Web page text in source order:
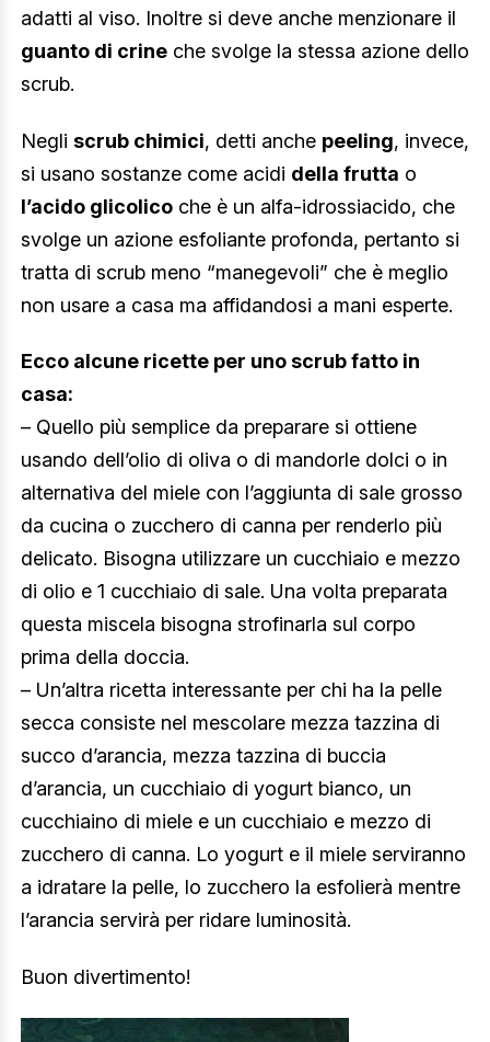
adatti al viso. Inoltre si deve anche menzionare il
guanto di crine che svolge la stessa azione dello
scrub.
Negli scrub chimici, detti anche peeling, invece,
si usano sostanze come acidi della frutta o
l’acido glicolico che è un alfa-idrossiacido, che
svolge un azione esfoliante profonda, pertanto si
tratta di scrub meno “manegevoli” che è meglio
non usare a casa ma affidandosi a mani esperte.
Ecco alcune ricette per uno scrub fatto in
casa:
– Quello più semplice da preparare si ottiene
usando dell’olio di oliva o di mandorle dolci o in
alternativa del miele con l’aggiunta di sale grosso
da cucina o zucchero di canna per renderlo più
delicato. Bisogna utilizzare un cucchiaio e mezzo
di olio e 1 cucchiaio di sale. Una volta preparata
questa miscela bisogna strofinarla sul corpo
prima della doccia.
– Un’altra ricetta interessante per chi ha la pelle
secca consiste nel mescolare mezza tazzina di
succo d’arancia, mezza tazzina di buccia
d’arancia, un cucchiaio di yogurt bianco, un
cucchiaino di miele e un cucchiaio e mezzo di
zucchero di canna. Lo yogurt e il miele serviranno
a idratare la pelle, lo zucchero la esfolierà mentre
l’arancia servirà per ridare luminosità.
Buon divertimento!